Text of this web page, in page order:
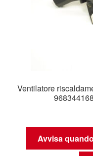
Ventilatore
Avvisa